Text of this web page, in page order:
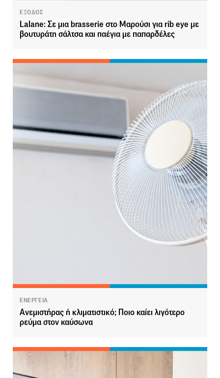
ΕΞΟΔΟΣ
Lalane: Σε μια brasserie στο Μαρούσι για rib eye με
βουτυράτη σάλτσα και παέγια με παπαρδέλες
ΕΝΕΡΓΕΙΑ
Ανεμιστήρας ή κλιματιστικό; Ποιο καίει λιγότερο
ρεύμα στον καύσωνα